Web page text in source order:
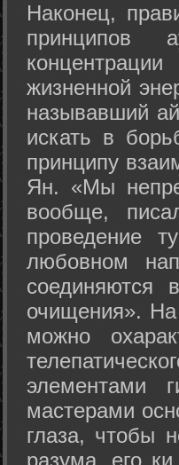
Наконец,
принципов
жизненной
называвший
искать в
принципу
Ян. «Мы
вообще,
проведение
любовном
очищения».
можно
элементами
мастерами
глаза, чтобы
разума, его